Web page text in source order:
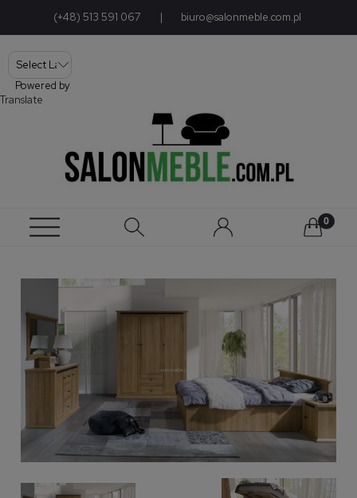
(+48) 513 591 067 | biuro@salonmeble.com.pl
Powered by
Translate